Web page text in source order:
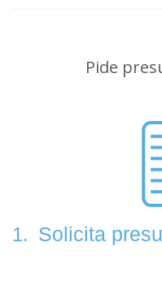
Pide
1. Solicita